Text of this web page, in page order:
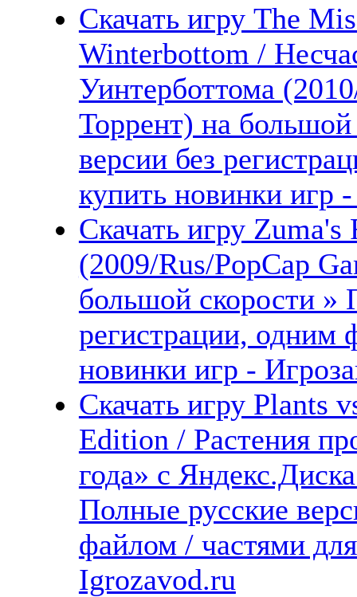
Скачать игру The
Winterbottom /
Уинтерботтома
Торрент) на
версии без
купить новинки игр
Скачать игру
(2009/Rus/PopCap
большой скорости »
регистрации, одним
новинки игр -
Скачать игру Plants
Edition / Растения
года» с
Полные русские
файлом / частями
Igrozavod.ru